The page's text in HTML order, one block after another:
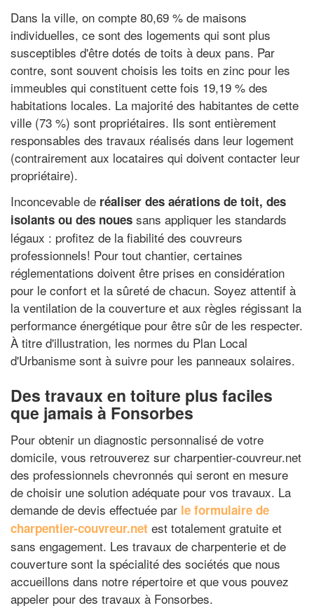
Dans la ville, on compte 80,69 % de maisons
individuelles, ce sont des logements qui sont plus
susceptibles d'être dotés de toits à deux pans. Par
contre, sont souvent choisis les toits en zinc pour les
immeubles qui constituent cette fois 19,19 % des
habitations locales. La majorité des habitantes de cette
ville (73 %) sont propriétaires. Ils sont entièrement
responsables des travaux réalisés dans leur logement
(contrairement aux locataires qui doivent contacter leur
propriétaire).
Inconcevable de réaliser des aérations de toit, des
isolants ou des noues sans appliquer les standards
légaux : profitez de la fiabilité des couvreurs
professionnels! Pour tout chantier, certaines
réglementations doivent être prises en considération
pour le confort et la sûreté de chacun. Soyez attentif à
la ventilation de la couverture et aux règles régissant la
performance énergétique pour être sûr de les respecter.
À titre d'illustration, les normes du Plan Local
d'Urbanisme sont à suivre pour les panneaux solaires.
Des travaux en toiture plus faciles
que jamais à Fonsorbes
Pour obtenir un diagnostic personnalisé de votre
domicile, vous retrouverez sur charpentier-couvreur.net
des professionnels chevronnés qui seront en mesure
de choisir une solution adéquate pour vos travaux. La
demande de devis effectuée par le formulaire de
charpentier-couvreur.net est totalement gratuite et
sans engagement. Les travaux de charpenterie et de
couverture sont la spécialité des sociétés que nous
accueillons dans notre répertoire et que vous pouvez
appeler pour des travaux à Fonsorbes.